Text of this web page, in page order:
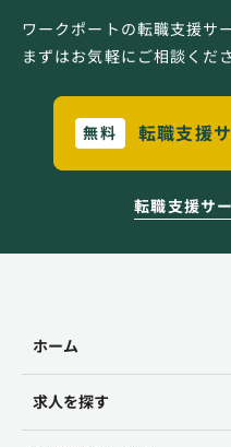
ワークポートの転職支援サ
まずはお気軽にご相談くだ
無料 転職支援
転職支援サ
ホーム
求人を探す